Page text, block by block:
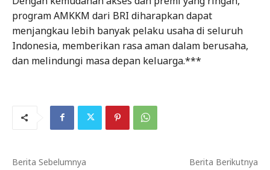
program AMKKM dari BRI diharapkan dapat
menjangkau lebih banyak pelaku usaha di seluruh
Indonesia, memberikan rasa aman dalam berusaha,
dan melindungi masa depan keluarga.***
Berita Sebelumnya Berita Berikutnya